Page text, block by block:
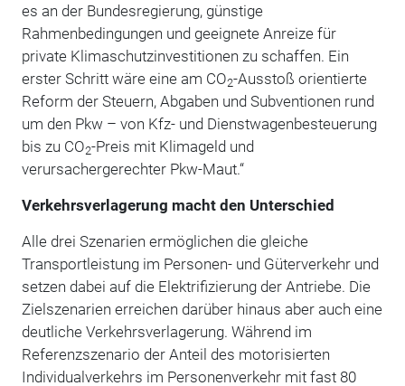
es an der Bundesregierung, günstige
Rahmenbedingungen und geeignete Anreize für
private Klimaschutzinvestitionen zu schaffen. Ein
erster Schritt wäre eine am CO2-Ausstoß orientierte
Reform der Steuern, Abgaben und Subventionen rund
um den Pkw – von Kfz- und Dienstwagenbesteuerung
bis zu CO2-Preis mit Klimageld und
verursachergerechter Pkw-Maut.“
Verkehrsverlagerung macht den Unterschied
Alle drei Szenarien ermöglichen die gleiche
Transportleistung im Personen- und Güterverkehr und
setzen dabei auf die Elektrifizierung der Antriebe. Die
Zielszenarien erreichen darüber hinaus aber auch eine
deutliche Verkehrsverlagerung. Während im
Referenzszenario der Anteil des motorisierten
Individualverkehrs im Personenverkehr mit fast 80